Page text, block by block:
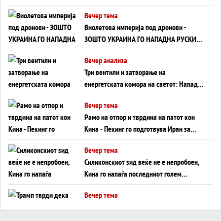
Вечер тема
Виолетова империја под дронови -
ЗОШТО УКРАИНА ГО НАПАДНА РУСКИОТ
WILDBERRIES
Вечер анализа
Три вентили и затворање на
енергетската комора на светот: Нападот
во Суец најавува глобален енергетски
инфаркт?
Вечер тема
Рамо на отпор и тврдина на патот кон
Кина - Пекинг го подготвува Иран за
американска копнена инвазија
Вечер тема
Силиконскиот ѕид веќе не е непробоен,
Кина го напаѓа последниот голем
монопол на Западот?
Вечер тема